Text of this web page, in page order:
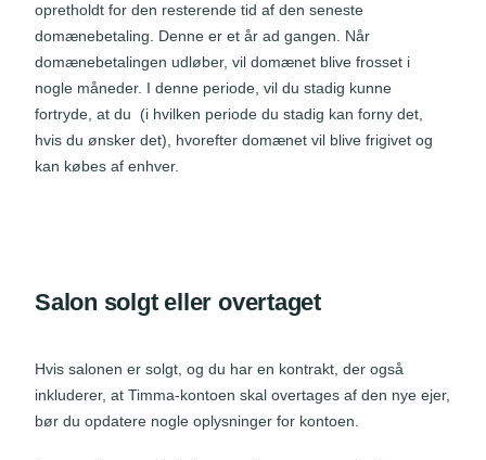
opretholdt for den resterende tid af den seneste
domænebetaling. Denne er et år ad gangen. Når
domænebetalingen udløber, vil domænet blive frosset i
nogle måneder. I denne periode, vil du stadig kunne
fortryde, at du (i hvilken periode du stadig kan forny det,
hvis du ønsker det), hvorefter domænet vil blive frigivet og
kan købes af enhver.
Salon solgt eller overtaget
Hvis salonen er solgt, og du har en kontrakt, der også
inkluderer, at Timma-kontoen skal overtages af den nye ejer,
bør du opdatere nogle oplysninger for kontoen.